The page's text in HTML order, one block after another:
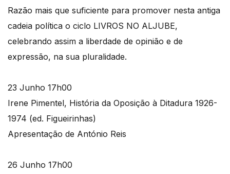
Razão mais que suficiente para promover nesta antiga
cadeia política o ciclo LIVROS NO ALJUBE,
celebrando assim a liberdade de opinião e de
expressão, na sua pluralidade.
23 Junho 17h00
Irene Pimentel, História da Oposição à Ditadura 1926-
1974 (ed. Figueirinhas)
Apresentação de António Reis
26 Junho 17h00